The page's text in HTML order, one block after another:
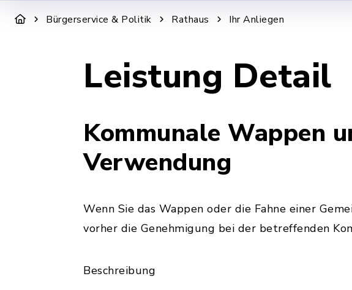
Bürgerservice & Politik Rathaus Ihr Anliegen
Leistung Detail
Kommunale Wappen
Verwendung
Wenn Sie das Wappen oder die Fahne einer
vorher die Genehmigung bei der betreffenden
Beschreibung